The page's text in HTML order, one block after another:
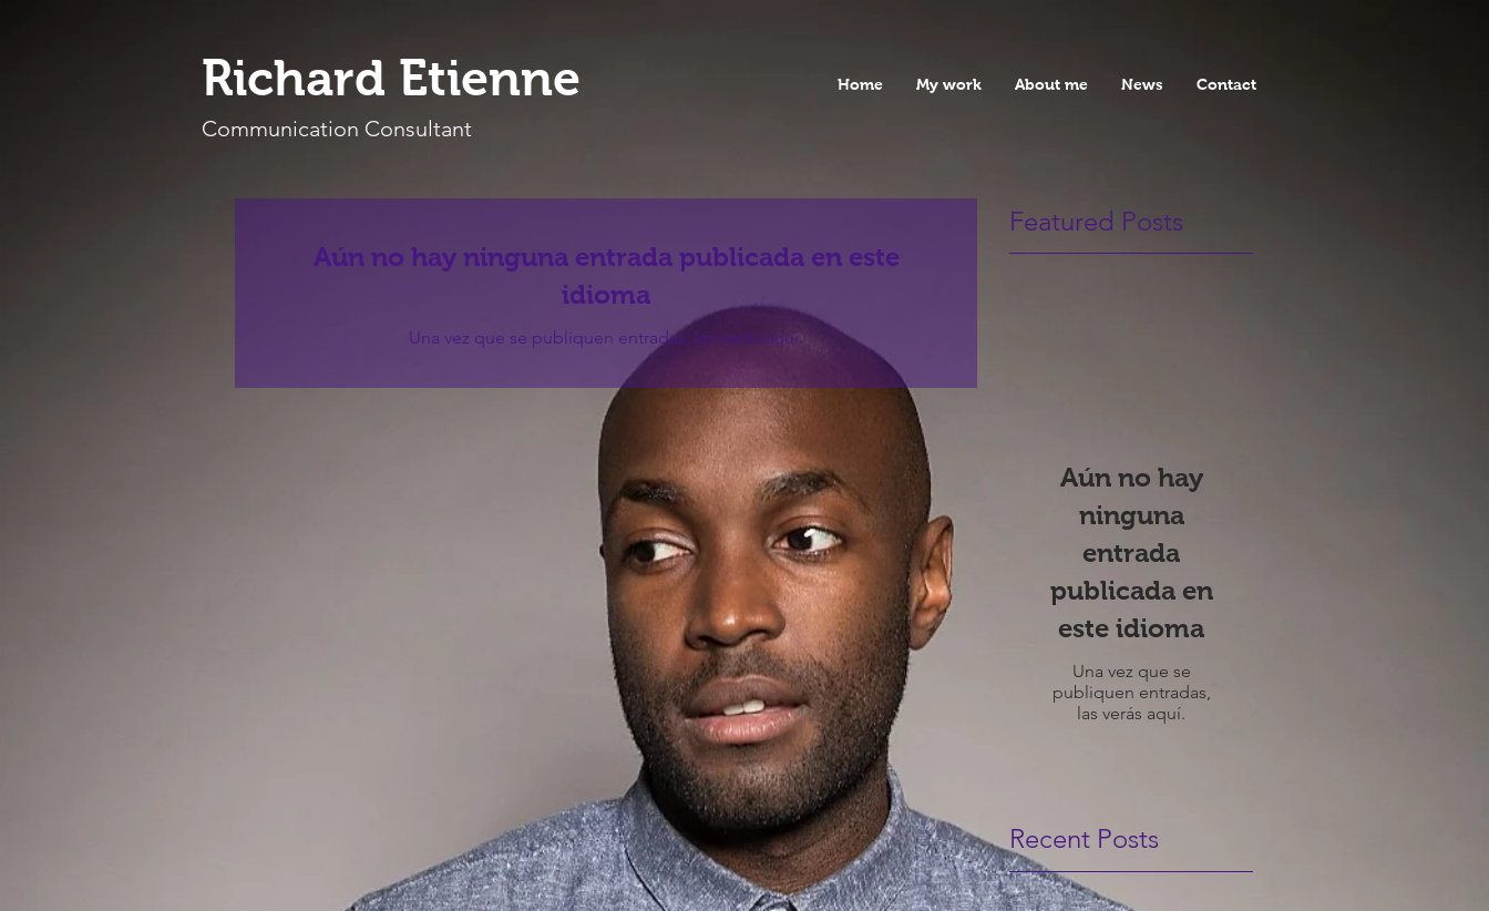
Richard Etienne Home My work About me News Contact
Communication Consultant
Aún no hay ninguna entrada publicada en este
idioma
Una vez que se publiquen entradas, las verás aquí.
Featured Posts
Aún no hay
ninguna
entrada
publicada en
este idioma
Una vez que se
publiquen entradas,
las verás aquí.
Recent Posts